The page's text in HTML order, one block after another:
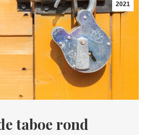
2021
taboe rond